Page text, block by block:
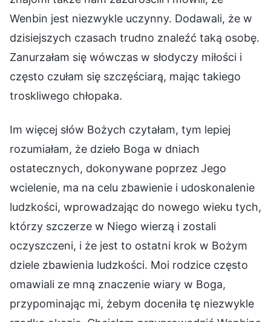
Wenbin jest niezwykle uczynny. Dodawali, że w
dzisiejszych czasach trudno znaleźć taką osobę.
Zanurzałam się wówczas w słodyczy miłości i
często czułam się szczęściarą, mając takiego
troskliwego chłopaka.
Im więcej słów Bożych czytałam, tym lepiej
rozumiałam, że dzieło Boga w dniach
ostatecznych, dokonywane poprzez Jego
wcielenie, ma na celu zbawienie i udoskonalenie
ludzkości, wprowadzając do nowego wieku tych,
którzy szczerze w Niego wierzą i zostali
oczyszczeni, i że jest to ostatni krok w Bożym
dziele zbawienia ludzkości. Moi rodzice często
omawiali ze mną znaczenie wiary w Boga,
przypominając mi, żebym doceniła tę niezwykle